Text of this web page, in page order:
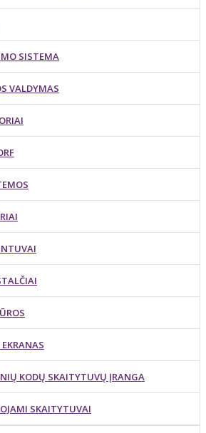
SISTEMA
VALDYMAS
KODŲ SKAITYTUVŲ ĮRANGA
SKAITYTUVAI